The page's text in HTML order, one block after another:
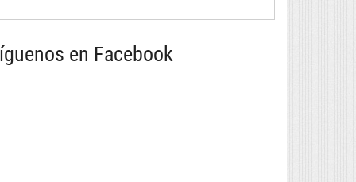
infinitas
en Facebook